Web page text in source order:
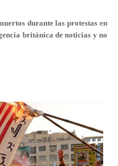
durante las protestas en
británica de noticias y no